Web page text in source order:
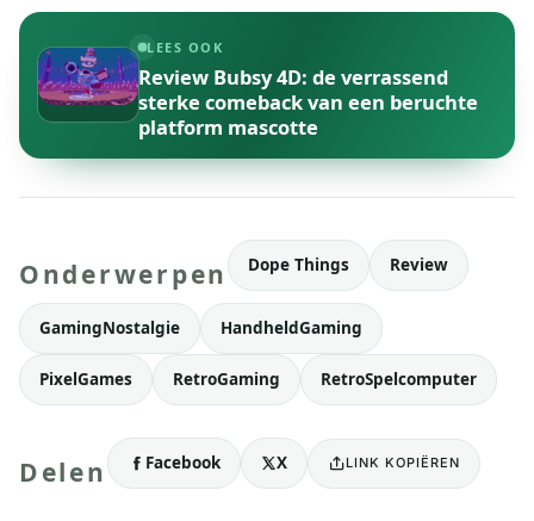
LEES OOK
Review Bubsy 4D: de verrassend
sterke comeback van een beruchte
platform mascotte
Onderwerpen Dope Things Review
GamingNostalgie HandheldGaming
PixelGames RetroGaming RetroSpelcomputer
Delen Facebook X LINK KOPIËREN